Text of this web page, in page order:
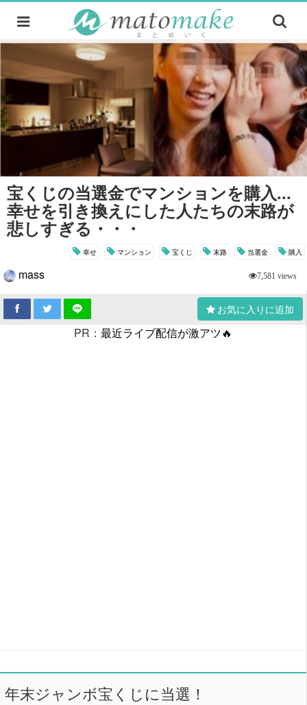
宝くじの当選金でマンションを購入...
幸せを引き換えにした人たちの末路が
悲しすぎる・・・
幸せ マンション 宝くじ 末路 当選金 購入
mass 7,581 views
お気に入りに追加
PR： 最近ライブ配信が激アツ🔥
年末ジャンボ宝くじに当選！